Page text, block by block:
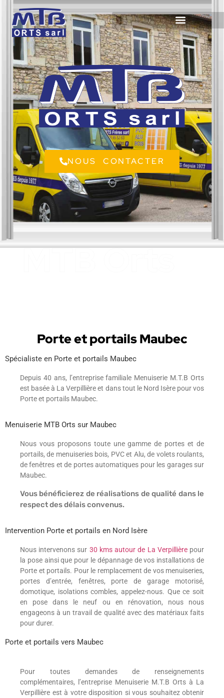
NOUS CONTACTER
Porte et portails Maubec
Spécialiste en Porte et portails Maubec
Depuis 40 ans, l’entreprise familiale Menuiserie M.T.B Orts
est basée à La Verpillière et dans tout le Nord Isère pour vos
Porte et portails Maubec.
Menuiserie MTB Orts sur Maubec
Nous vous proposons toute une gamme de portes et de
portails, de menuiseries bois, PVC et Alu, de volets roulants,
de fenêtres et de portes automatiques pour les garages sur
Maubec.
Vous bénéficierez de réalisations de qualité dans le
respect des délais convenus.
Intervention Porte et portails en Nord Isère
Nous intervenons sur 30 kms autour de La Verpillièrepour
la pose ainsi que pour le dépannage de vos installations de
Porte et portails. Pour le remplacement de vos menuiseries,
portes d’entrée, fenêtres, porte de garage motorisé,
domotique, isolations combles, appelez-nous. Que ce soit
en pose dans le neuf ou en rénovation, nous nous
engageons à un travail de qualité avec des matériaux faits
pour durer.
Porte et portails vers Maubec
Pour toutes demandes de renseignements
complémentaires, l’entreprise Menuiserie M.T.B Orts à La
Verpillière est à votre disposition si vous souhaitez obtenir